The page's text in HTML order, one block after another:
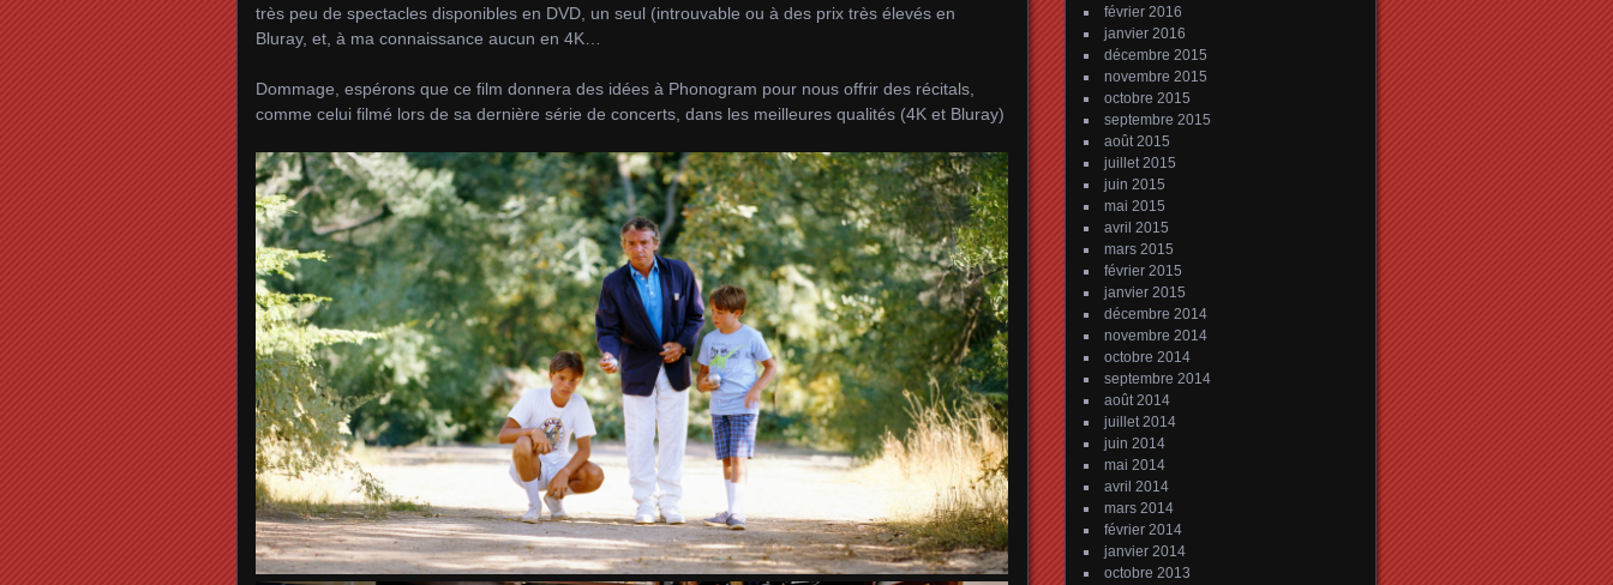
très peu de spectacles disponibles en DVD, un seul (introuvable ou à des prix très élevés en
Bluray, et, à ma connaissance aucun en 4K…
Dommage, espérons que ce film donnera des idées à Phonogram pour nous offrir des récitals,
comme celui filmé lors de sa dernière série de concerts, dans les meilleures qualités (4K et Bluray)
février 2016
janvier 2016
décembre 2015
novembre 2015
octobre 2015
septembre 2015
août 2015
juillet 2015
juin 2015
mai 2015
avril 2015
mars 2015
février 2015
janvier 2015
décembre 2014
novembre 2014
octobre 2014
septembre 2014
août 2014
juillet 2014
juin 2014
mai 2014
avril 2014
mars 2014
février 2014
janvier 2014
octobre 2013